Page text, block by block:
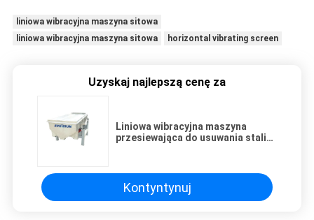
liniowa wibracyjna maszyna sitowa
liniowa wibracyjna maszyna sitowa
horizontal vibrating screen
Uzyskaj najlepszą cenę za
Liniowa wibracyjna maszyna
przesiewająca do usuwania stali
Kontyntynuj